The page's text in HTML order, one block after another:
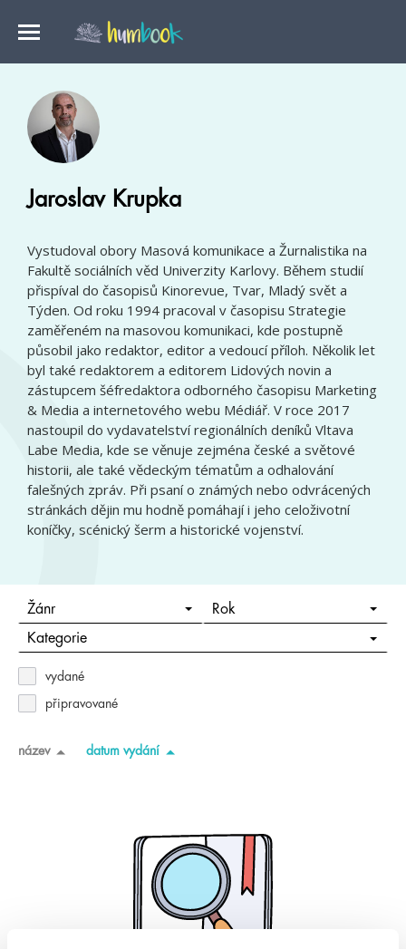
Jaroslav Krupka
Vystudoval obory Masová komunikace a Žurnalistika na
Fakultě sociálních věd Univerzity Karlovy. Během studií
přispíval do časopisů Kinorevue, Tvar, Mladý svět a
Týden. Od roku 1994 pracoval v časopisu Strategie
zaměřeném na masovou komunikaci, kde postupně
působil jako redaktor, editor a vedoucí příloh. Několik let
byl také redaktorem a editorem Lidových novin a
zástupcem šéfredaktora odborného časopisu Marketing
& Media a internetového webu Médiář. V roce 2017
nastoupil do vydavatelství regionálních deníků Vltava
Labe Media, kde se věnuje zejména české a světové
historii, ale také vědeckým tématům a odhalování
falešných zpráv. Při psaní o známých nebo odvrácených
stránkách dějin mu hodně pomáhají i jeho celoživotní
koníčky, scénický šerm a historické vojenství.
Žánr Rok
Kategorie
vydané
připravované
název datum vydání